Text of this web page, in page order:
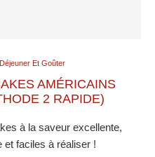
Et Goûter
AMÉRICAINS
2 RAPIDE)
à la saveur excellente,
et faciles à réaliser !